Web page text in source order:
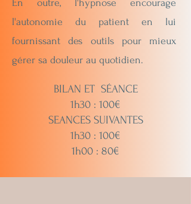
En outre, l'hypnose encourage
l'autonomie du patient en lui
fournissant des outils pour mieux
gérer sa douleur au quotidien.
BILAN ET SÉANCE
1h30 : 100€
SEANCES SUIVANTES
1h30 : 100€
1h00 : 80€